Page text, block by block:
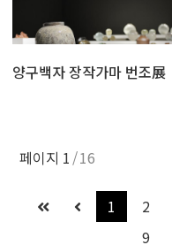
양구백자 장작가마 번조展
페이지 1 16
1 2
9